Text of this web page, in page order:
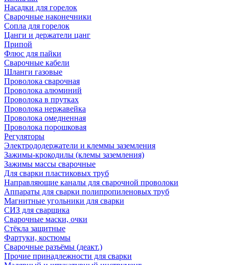
Насадки для горелок
Сварочные наконечники
Сопла для горелок
Цанги и держатели цанг
Припой
Флюс для пайки
Сварочные кабели
Шланги газовые
Проволока сварочная
Проволока алюминий
Проволока в прутках
Проволока нержавейка
Проволока омедненная
Проволока порошковая
Регуляторы
Электрододержатели и клеммы заземления
Зажимы-крокодилы (клемы заземления)
Зажимы массы сварочные
Для сварки пластиковых труб
Направляющие каналы для сварочной проволоки
Аппараты для сварки полипропиленовых труб
Магнитные угольники для сварки
СИЗ для сварщика
Сварочные маски, очки
Стёкла защитные
Фартуки, костюмы
Сварочные разъёмы (деакт.)
Прочие принадлежности для сварки